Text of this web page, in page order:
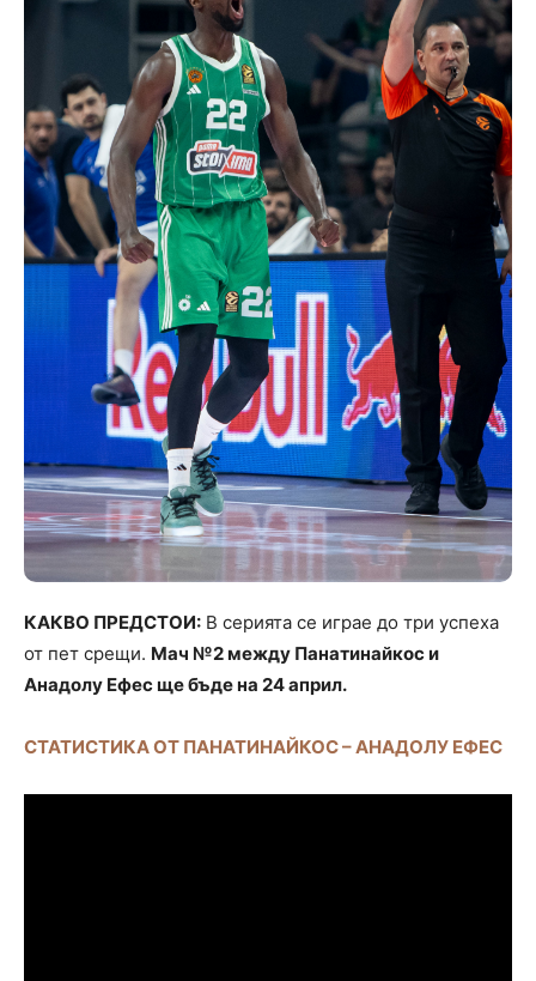
КАКВО ПРЕДСТОИ: В серията се играе до три успеха
от пет срещи. Мач №2 между Панатинайкос и
Анадолу Ефес ще бъде на 24 април.
СТАТИСТИКА ОТ ПАНАТИНАЙКОС – АНАДОЛУ ЕФЕС